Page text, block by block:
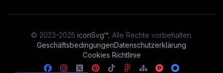
© 2023-2025 iconSvg™, Alle Rechte vorbehalten.
GeschäftsbedingungenDatenschutzerklärung
Cookies Richtlinie